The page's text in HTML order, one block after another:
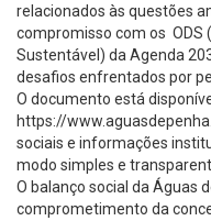
relacionados às questões
compromisso com os ODS
Sustentável) da Agenda
desafios enfrentados por
O documento está
https://
sociais e informações
modo simples e
O balanço social da Águas
comprometimento da